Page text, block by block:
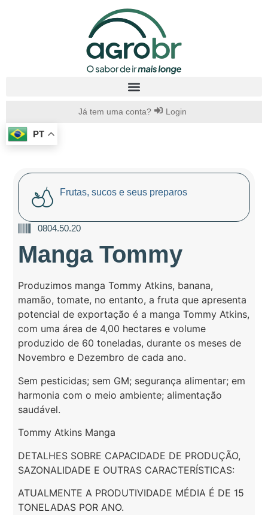
Já tem uma conta? Login
PT
Frutas, sucos e seus preparos
0804.50.20
Manga Tommy
Produzimos manga Tommy Atkins, banana,
mamão, tomate, no entanto, a fruta que apresenta
potencial de exportação é a manga Tommy Atkins,
com uma área de 4,00 hectares e volume
produzido de 60 toneladas, durante os meses de
Novembro e Dezembro de cada ano.
Sem pesticidas; sem GM; segurança alimentar; em
harmonia com o meio ambiente; alimentação
saudável.
Tommy Atkins Manga
DETALHES SOBRE CAPACIDADE DE PRODUÇÃO,
SAZONALIDADE E OUTRAS CARACTERÍSTICAS:
ATUALMENTE A PRODUTIVIDADE MÉDIA É DE 15
TONELADAS POR ANO.